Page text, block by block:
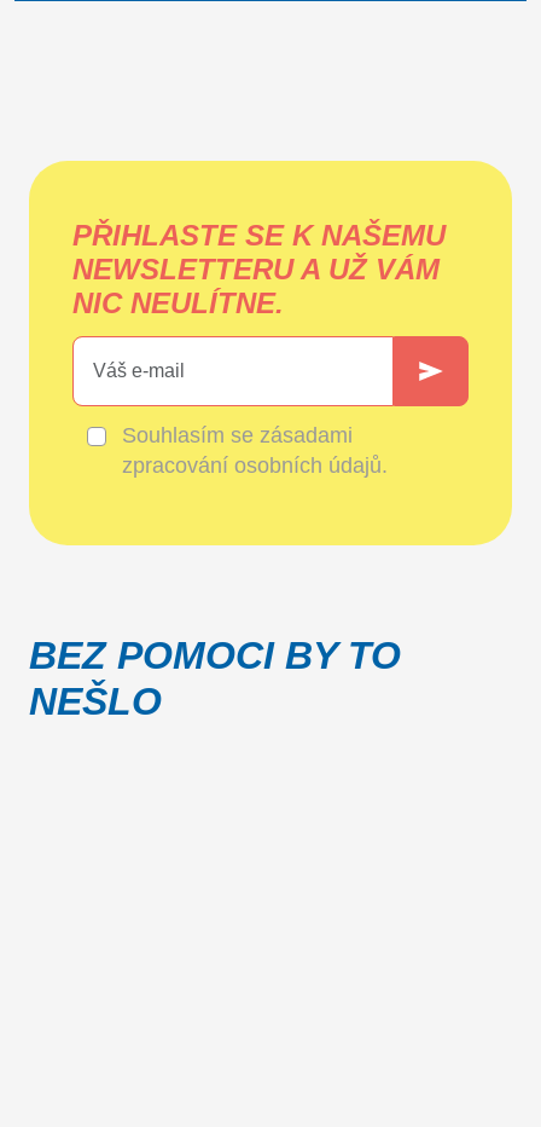
PŘIHLASTE SE K NAŠEMU
NEWSLETTERU A UŽ VÁM
NIC NEULÍTNE.
Souhlasím se zásadami
zpracování osobních údajů.
BEZ POMOCI BY TO
NEŠLO